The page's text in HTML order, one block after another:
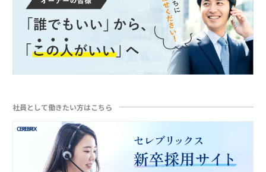
社員として働きたい方はこちら